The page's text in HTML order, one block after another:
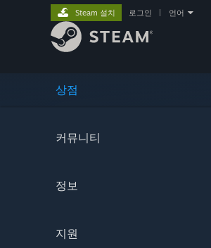
상점
커뮤니티
정보
지원
Steam 설치 로그인 언어